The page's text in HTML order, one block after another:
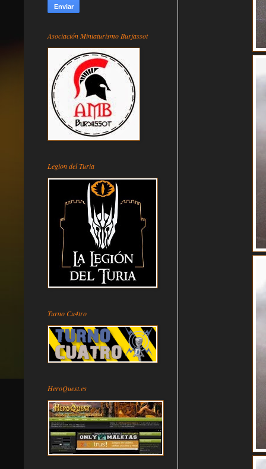
Asociación Miniaturismo Burjassot
Legion del Turia
Turno Cu4tro
HeroQuest.es